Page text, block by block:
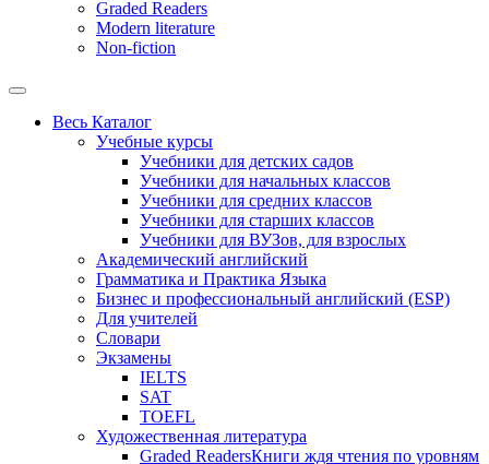
Graded Readers
Modern literature
Non-fiction
Весь Каталог
Учебные курсы
Учебники для детских садов
Учебники для начальных классов
Учебники для средних классов
Учебники для старших классов
Учебники для ВУЗов, для взрослых
Академический английский
Грамматика и Практика Языка
Бизнес и профессиональный английский (ESP)
Для учителей
Словари
Экзамены
IELTS
SAT
TOEFL
Художественная литература
Graded ReadersКниги ждя чтения по уровням